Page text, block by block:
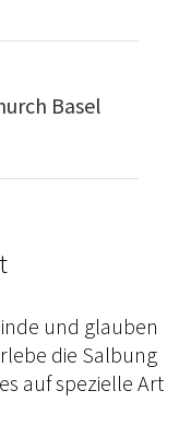
Basel
und glauben
die Salbung
auf spezielle Art